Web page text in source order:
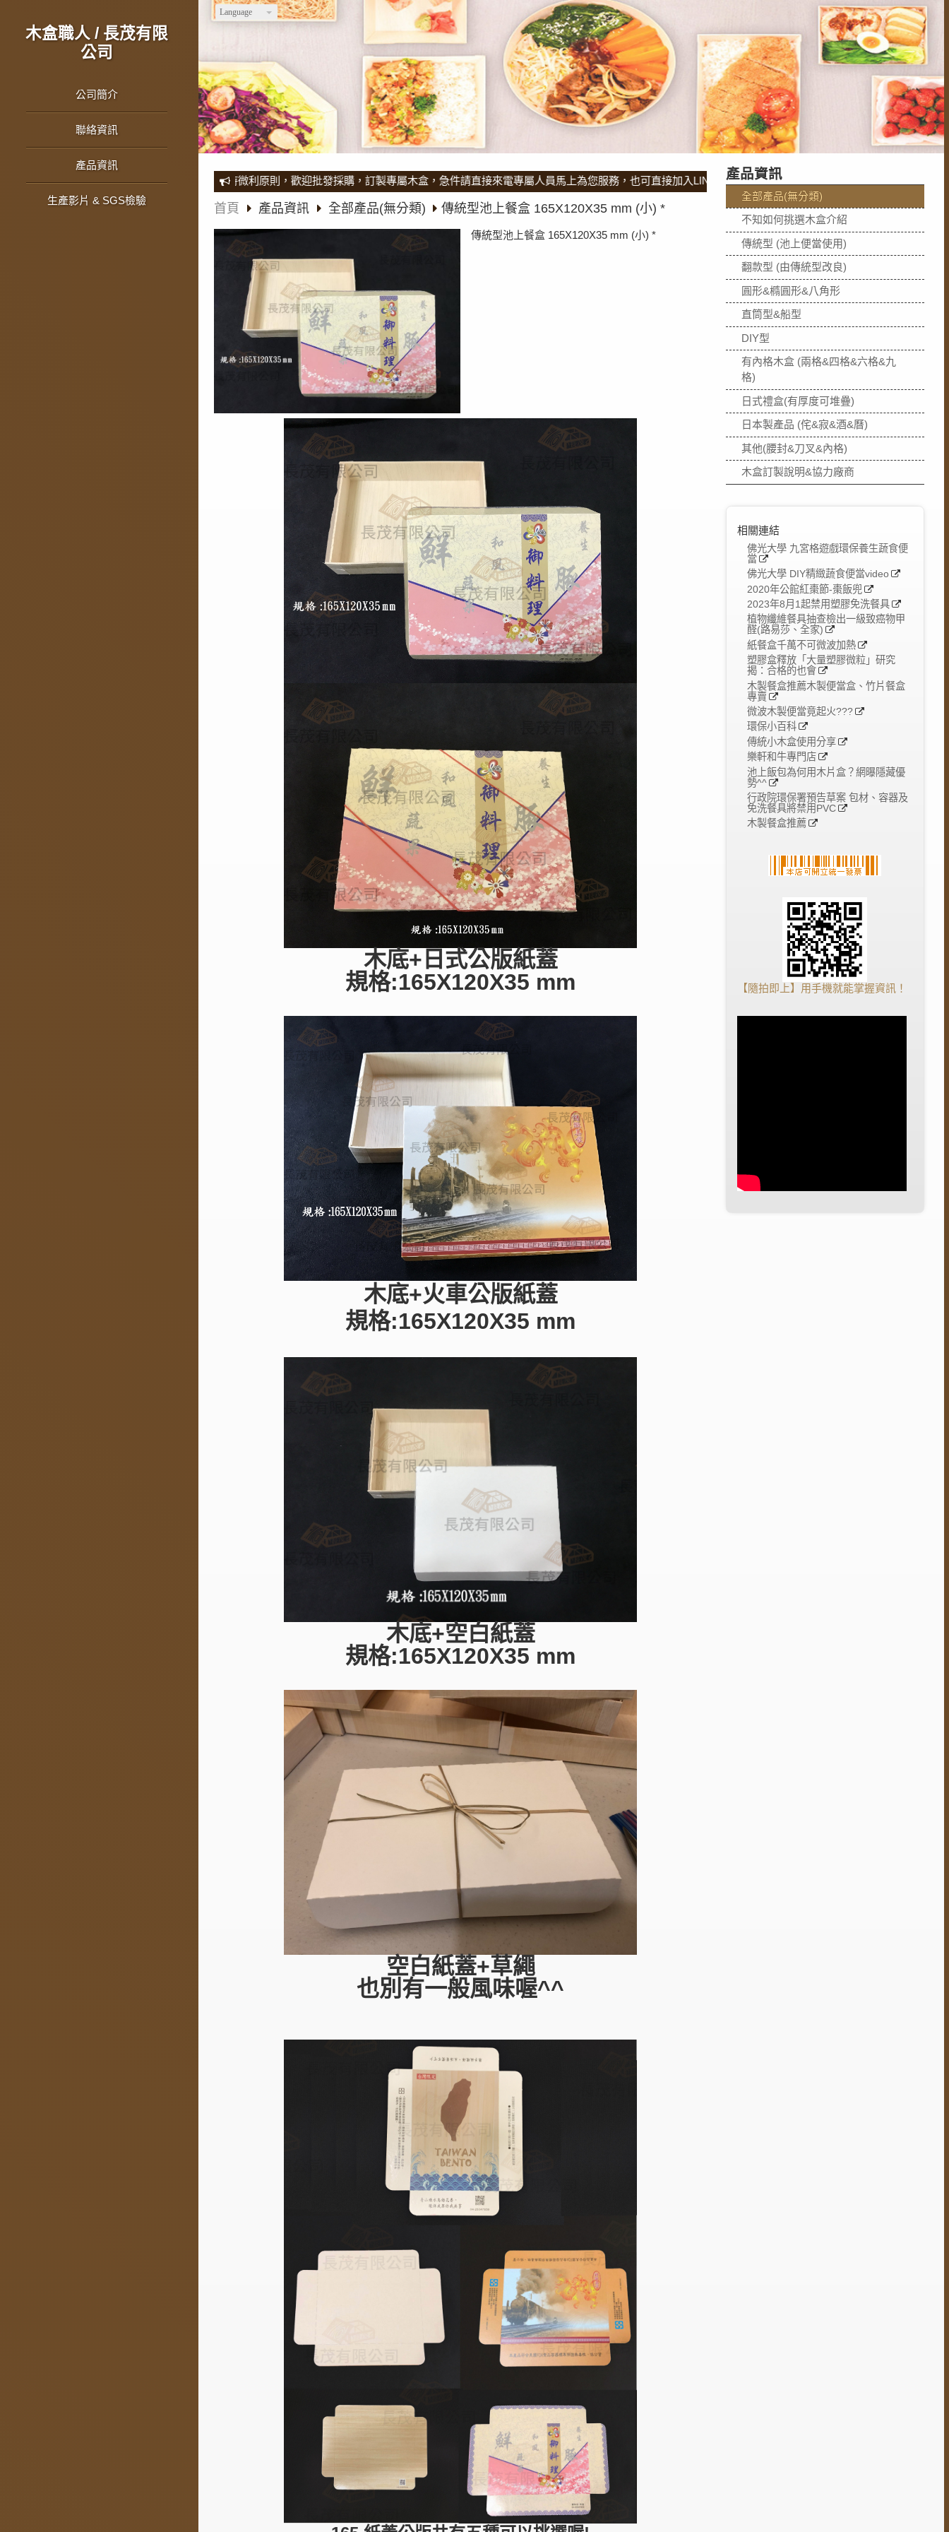
Language
木盒職人 / 長茂有限
公司
公司簡介
聯絡資訊
產品資訊
生產影片 & SGS檢驗
產品資訊
全部產品(無分類)
不知如何挑選木盒介紹
傳統型 (池上便當使用)
翻款型 (由傳統型改良)
圓形&橢圓形&八角形
直筒型&船型
DIY型
有內格木盒 (兩格&四格&六格&九
格)
日式禮盒(有厚度可堆疊)
日本製產品 (侘&寂&酒&曆)
其他(腰封&刀叉&內格)
木盒訂製說明&協力廠商
相關連結
佛光大學 九宮格遊戲環保養生蔬食便
當
佛光大學 DIY精緻蔬食便當video
2020年公館紅棗節-棗飯兜
2023年8月1起禁用塑膠免洗餐具
植物纖維餐具抽查檢出一級致癌物甲
醛(路易莎、全家)
紙餐盒千萬不可微波加熱
塑膠盒釋放「大量塑膠微粒」研究
揭：合格的也會
木製餐盒推薦木製便當盒、竹片餐盒
專賣
微波木製便當竟起火???
環保小百科
傳統小木盒使用分享
樂軒和牛專門店
池上飯包為何用木片盒？網曝隱藏優
勢^^
行政院環保署預告草案 包材、容器及
免洗餐具將禁用PVC
木製餐盒推薦
【隨拍即上】用手機就能掌握資訊！
※※※印尼工廠自產自銷，堅持微利原則，歡迎批發採購，訂製專屬木盒，急件請直接來電專屬人員馬上為您服務，也可直接加入LINE溝通喔!※※※印尼工廠自產自銷，堅持微利原則，歡
首頁 產品資訊 全部產品(無分類) 傳統型池上餐盒 165X120X35 mm (小) *
傳統型池上餐盒 165X120X35 mm (小) *
木底+日式公版紙蓋
規格:165X120X35 mm
木底+火車公版紙蓋
規格:165X120X35 mm
木底+空白紙蓋
規格:165X120X35 mm
空白紙蓋+草繩
也別有一般風味喔^^